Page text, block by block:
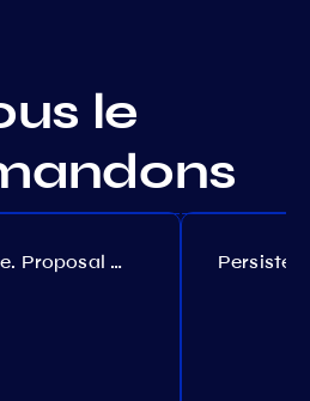
le
Akash governance. Proposal №308